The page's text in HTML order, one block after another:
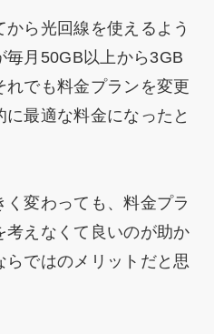
ら光回線を使えるよう
毎月50GB以上から3GB
れでも料金プランを変更
最適な料金になったと
く変わっても、料金プラ
考えなくて良いのが助か
らではのメリットだと思